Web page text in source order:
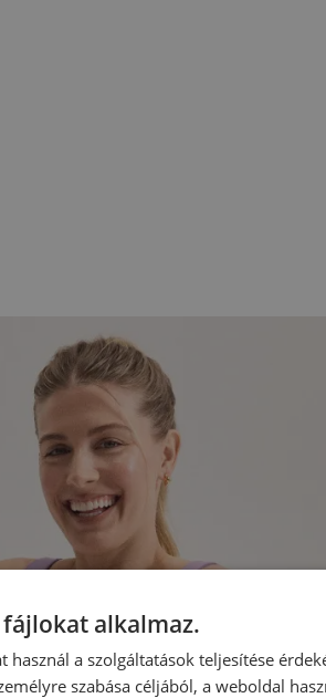
alkalmaz.
használ a szolgáltatások teljesítése
szabása céljából, a weboldal